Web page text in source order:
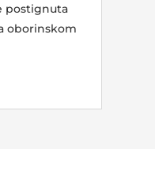
postignuta
oborinskom